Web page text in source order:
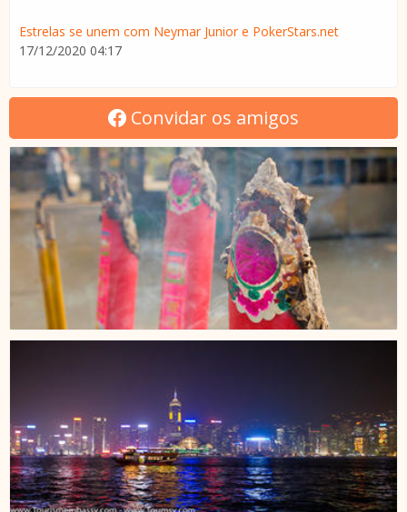
Estrelas se unem com Neymar Junior e PokerStars.net
17/12/2020 04:17
Convidar os amigos